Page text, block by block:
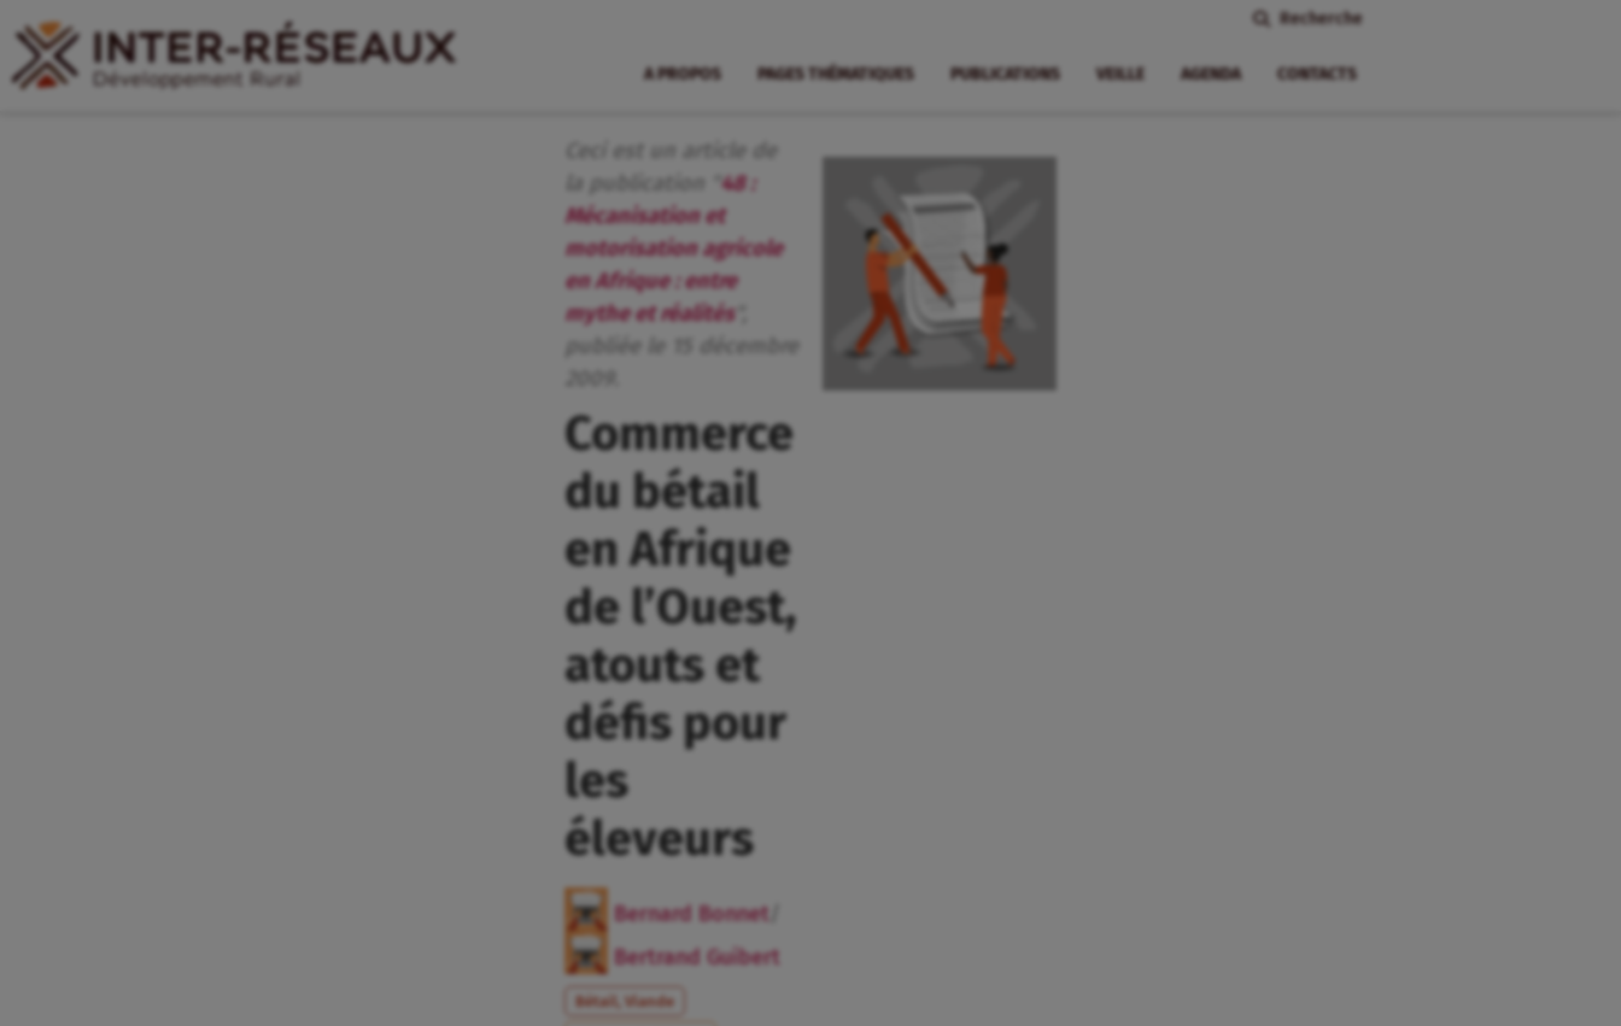
Recherche
A PROPOS PAGES THÉMATIQUES PUBLICATIONS VEILLE AGENDA CONTACTS
Ceci est un article de
la publication " 48 :
Mécanisation et
motorisation agricole
en Afrique : entre
mythe et réalités",
publiée
le
décembre
Commerce
du bétail
en Afrique
de l’Ouest,
atouts et
défis pour
les
éleveurs
Bernard Bonnet
Bertrand Guibert
Bétail, Viande